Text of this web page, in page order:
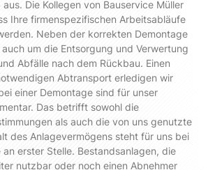
Die Kollegen von Bauservice Müller
Ihre firmenspezifischen Arbeitsabläufe
Neben der korrekten Demontage
um die Entsorgung und Verwertung
Abfälle nach dem Rückbau. Einen
Abtransport erledigen wir
einer Demontage sind für unser
Das betrifft sowohl die
als auch die von uns genutzte
des Anlagevermögens steht für uns bei
erster Stelle. Bestandsanlagen, die
nutzbar oder noch einen Abnehmer